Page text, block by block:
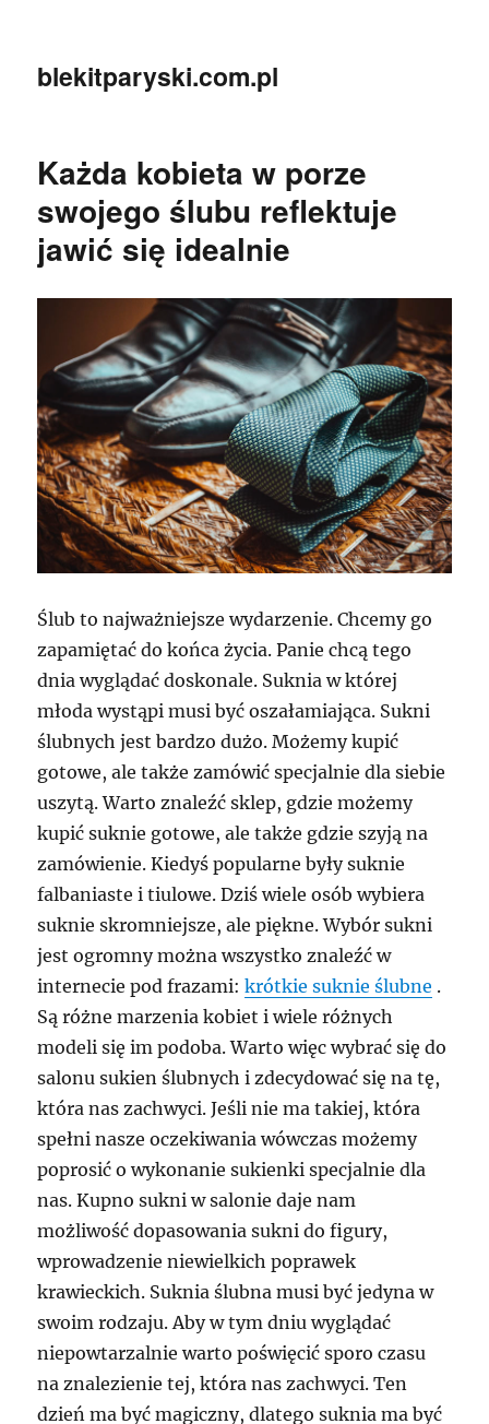
blekitparyski.com.pl
Każda kobieta w porze
swojego ślubu reflektuje
jawić się idealnie
Ślub to najważniejsze wydarzenie. Chcemy go
zapamiętać do końca życia. Panie chcą tego
dnia wyglądać doskonale. Suknia w której
młoda wystąpi musi być oszałamiająca. Sukni
ślubnych jest bardzo dużo. Możemy kupić
gotowe, ale także zamówić specjalnie dla siebie
uszytą. Warto znaleźć sklep, gdzie możemy
kupić suknie gotowe, ale także gdzie szyją na
zamówienie. Kiedyś popularne były suknie
falbaniaste i tiulowe. Dziś wiele osób wybiera
suknie skromniejsze, ale piękne. Wybór sukni
jest ogromny można wszystko znaleźć w
internecie pod frazami:krótkie suknie ślubne .
Są różne marzenia kobiet i wiele różnych
modeli się im podoba. Warto więc wybrać się do
salonu sukien ślubnych i zdecydować się na tę,
która nas zachwyci. Jeśli nie ma takiej, która
spełni nasze oczekiwania wówczas możemy
poprosić o wykonanie sukienki specjalnie dla
nas. Kupno sukni w salonie daje nam
możliwość dopasowania sukni do figury,
wprowadzenie niewielkich poprawek
krawieckich. Suknia ślubna musi być jedyna w
swoim rodzaju. Aby w tym dniu wyglądać
niepowtarzalnie warto poświęcić sporo czasu
na znalezienie tej, która nas zachwyci. Ten
dzień ma być magiczny, dlatego suknia ma być